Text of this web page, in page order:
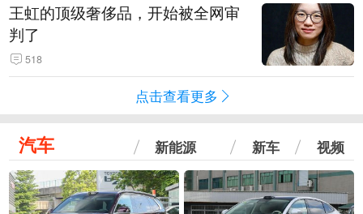
王虹的顶级奢侈品，开始被全网审
判了
518
点击查看更多
汽车 新能源 新车 视频